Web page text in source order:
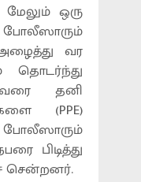
ஒரு
போலீஸாரும்
வர
தொடர்ந்து
தனி
(PPE)
பிடித்து
சென்றனர்.